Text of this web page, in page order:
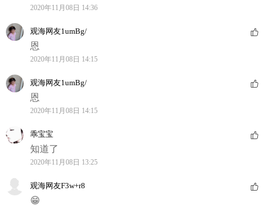
2020年11月08日 14:36
观海网友1umBg/
恩
2020年11月08日 14:15
观海网友1umBg/
恩
2020年11月08日 14:15
乖宝宝
知道了
2020年11月08日 13:25
观海网友F3w+r8
😁